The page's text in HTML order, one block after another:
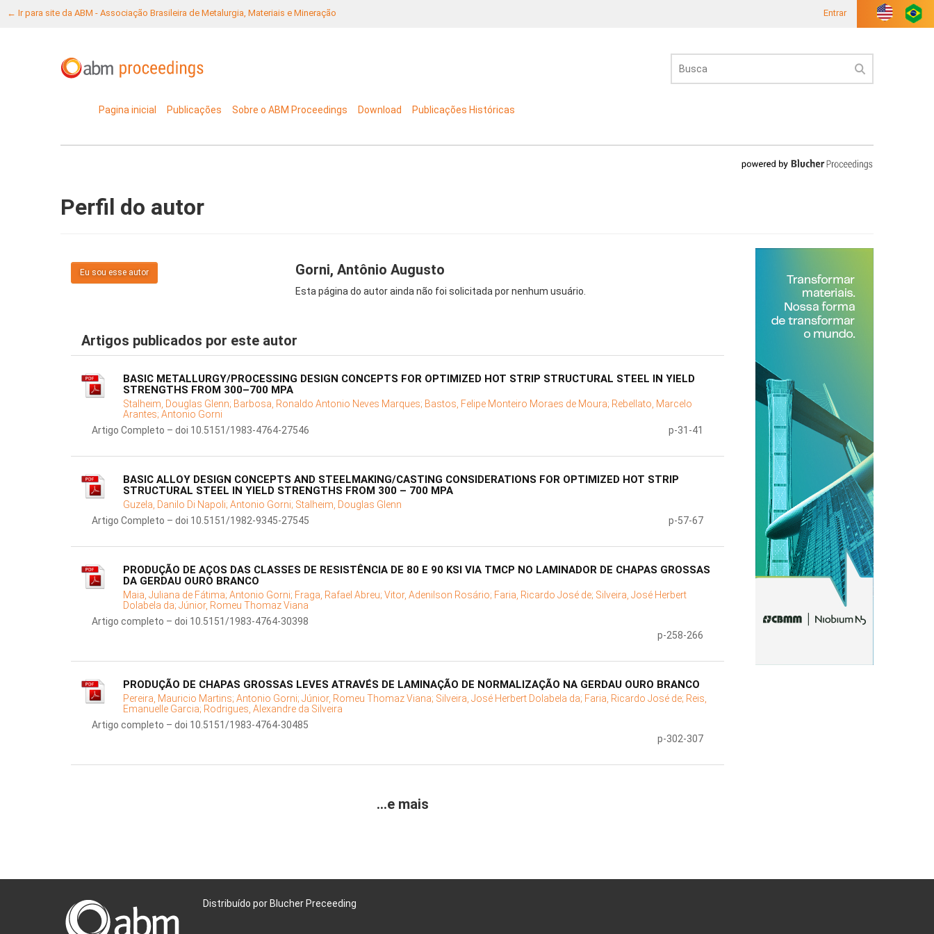
← Ir para site da ABM - Associação Brasileira de Metalurgia, Materiais e Mineração Entrar
Pagina inicial Publicações Sobre o ABM Proceedings Download Publicações Históricas
Perfil do autor
Eu sou esse autor Gorni, Antônio Augusto
Esta página do autor ainda não foi solicitada por nenhum usuário.
Artigos publicados por este autor
BASIC METALLURGY/PROCESSING DESIGN CONCEPTS FOR OPTIMIZED HOT STRIP STRUCTURAL STEEL IN YIELD
STRENGTHS FROM 300–700 MPA
Stalheim, Douglas Glenn; Barbosa, Ronaldo Antonio Neves Marques; Bastos, Felipe Monteiro Moraes de Moura; Rebellato, Marcelo
Arantes; Antonio Gorni
Artigo Completo – doi 10.5151/1983-4764-27546
p-31-41
BASIC ALLOY DESIGN CONCEPTS AND STEELMAKING/CASTING CONSIDERATIONS FOR OPTIMIZED HOT STRIP
STRUCTURAL STEEL IN YIELD STRENGTHS FROM 300 – 700 MPA
Guzela, Danilo Di Napoli; Antonio Gorni; Stalheim, Douglas Glenn
Artigo Completo – doi 10.5151/1982-9345-27545
p-57-67
PRODUÇÃO DE AÇOS DAS CLASSES DE RESISTÊNCIA DE 80 E 90 KSI VIA TMCP NO LAMINADOR DE CHAPAS GROSSAS
DA GERDAU OURO BRANCO
Maia, Juliana de Fátima; Antonio Gorni; Fraga, Rafael Abreu; Vitor, Adenilson Rosário; Faria, Ricardo José de; Silveira, José Herbert
Dolabela da; Júnior, Romeu Thomaz Viana
Artigo completo – doi 10.5151/1983-4764-30398
p-258-266
PRODUÇÃO DE CHAPAS GROSSAS LEVES ATRAVÉS DE LAMINAÇÃO DE NORMALIZAÇÃO NA GERDAU OURO BRANCO
Pereira, Mauricio Martins; Antonio Gorni; Júnior, Romeu Thomaz Viana; Silveira, José Herbert Dolabela da; Faria, Ricardo José de; Reis,
Emanuelle Garcia; Rodrigues, Alexandre da Silveira
Artigo completo – doi 10.5151/1983-4764-30485
p-302-307
...e mais
Distribuído por Blucher Preceeding